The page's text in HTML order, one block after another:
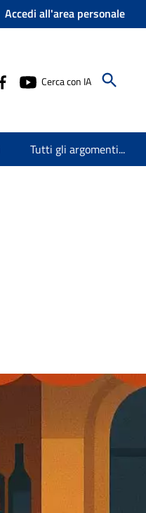
Accedi all'area personale
Cerca con IA
Tutti gli argomenti...